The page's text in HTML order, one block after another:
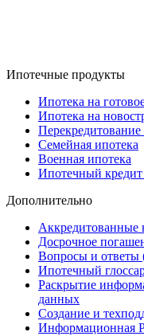
Ипотечные продукты
Ипотека на
Ипотека на
Перекредитование
Семейная ипотека
Военная ипотека
Ипотечный кредит
Дополнительно
Аккредитованные
Досрочное
Вопросы и ответы
Ипотечный
Раскрытие
данных
Создание и
Информационная